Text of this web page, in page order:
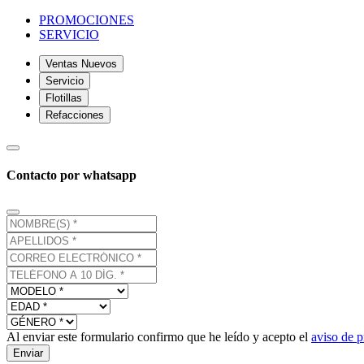
PROMOCIONES
SERVICIO
Ventas Nuevos
Servicio
Flotillas
Refacciones
Contacto por whatsapp
Al enviar este formulario confirmo que he leído y acepto el aviso de
Enviar